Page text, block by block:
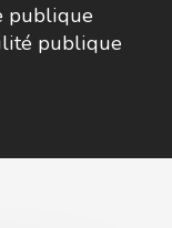
publique
publique